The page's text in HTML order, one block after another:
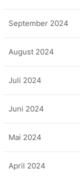
September 2024
August 2024
Juli 2024
Juni 2024
Mai 2024
April 2024